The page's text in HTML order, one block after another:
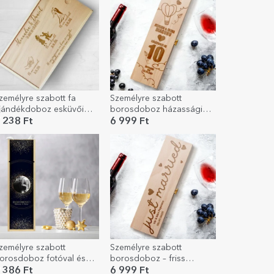
szabott fa
esküvői
238 Ft
Személyre szabott
borosdoboz házassági
évfordulóra
6 999 Ft
szabott
fotóval és
- Sparks of Joy
386 Ft
Személyre szabott
borosdoboz – friss
házasok
6 999 Ft